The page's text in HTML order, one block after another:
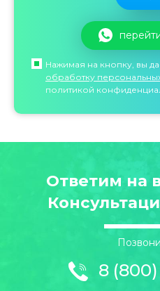
Нажимая на кнопку, вы
обработку
политикой
Ответим на
8